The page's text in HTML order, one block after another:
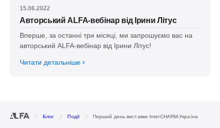
15.06.2022
Авторський ALFA-вебінар від Ірини Літус
Вперше, за останні три місяці, ми запрошуємо вас на
авторський ALFA-вебінар від Ірини Літус!
Читати детальніше
Блог Події Перший день виставки InterCHARM-Україна